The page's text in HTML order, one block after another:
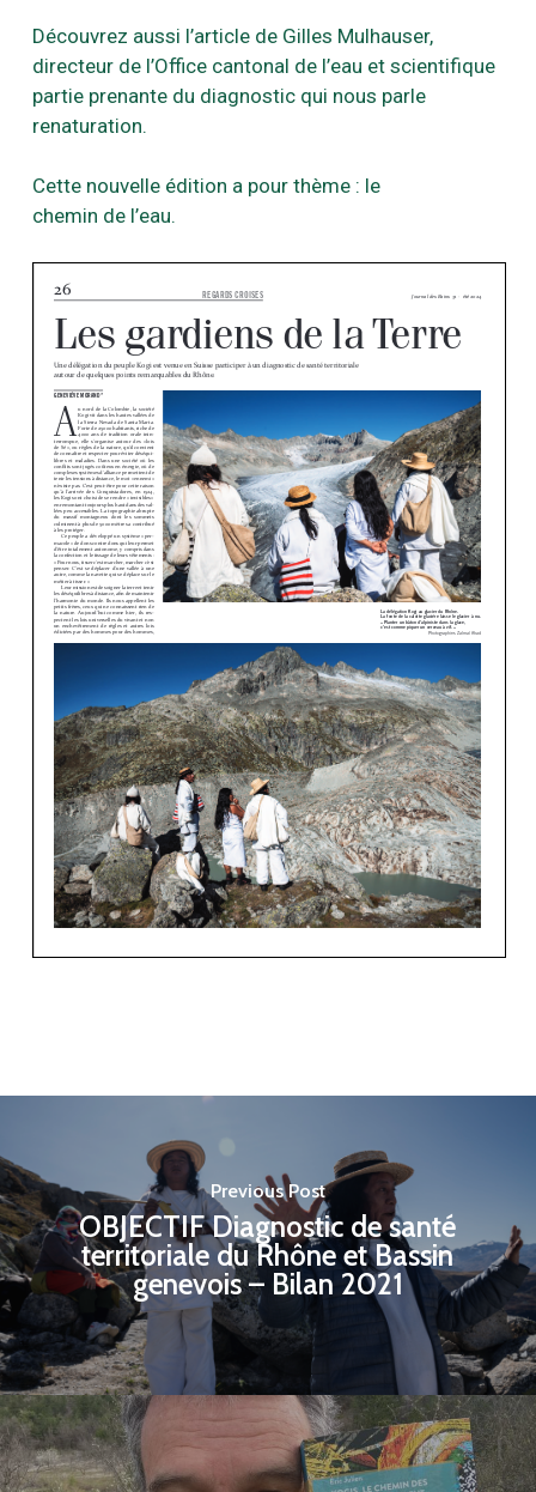
Découvrez aussi l’article de Gilles Mulhauser,
directeur de l’Office cantonal de l’eau et scientifique
partie prenante du diagnostic qui nous parle
renaturation.
Cette nouvelle édition a pour thème : le
chemin de l’eau.
Previous Post
OBJECTIF Diagnostic de santé
territoriale du Rhône et Bassin
genevois – Bilan 2021